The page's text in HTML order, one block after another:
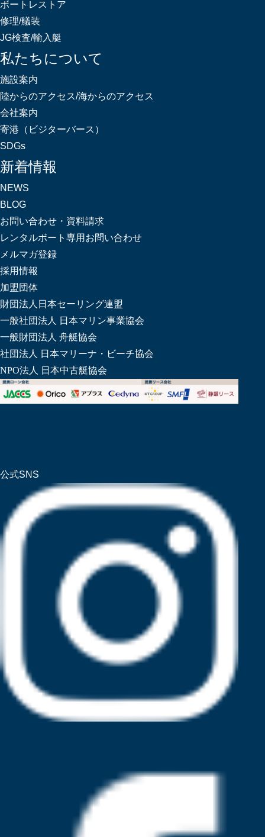
ボートレストア
修理/艤装
JG検査/輸入艇
私たちについて
施設案内
陸からのアクセス/海からのアクセス
会社案内
寄港（ビジターバース）
SDGs
新着情報
NEWS
BLOG
お問い合わせ・資料請求
レンタルボート専用お問い合わせ
メルマガ登録
採用情報
加盟団体
財団法人日本セーリング連盟
一般社団法人 日本マリン事業協会
一般財団法人 舟艇協会
社団法人 日本マリーナ・ビーチ協会
NPO法人 日本中古艇協会
公式SNS